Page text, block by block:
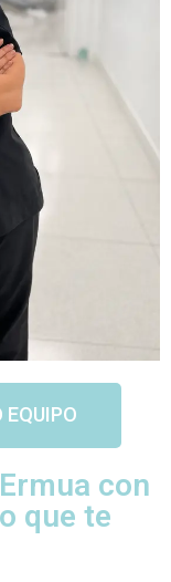
EQUIPO
con
que te